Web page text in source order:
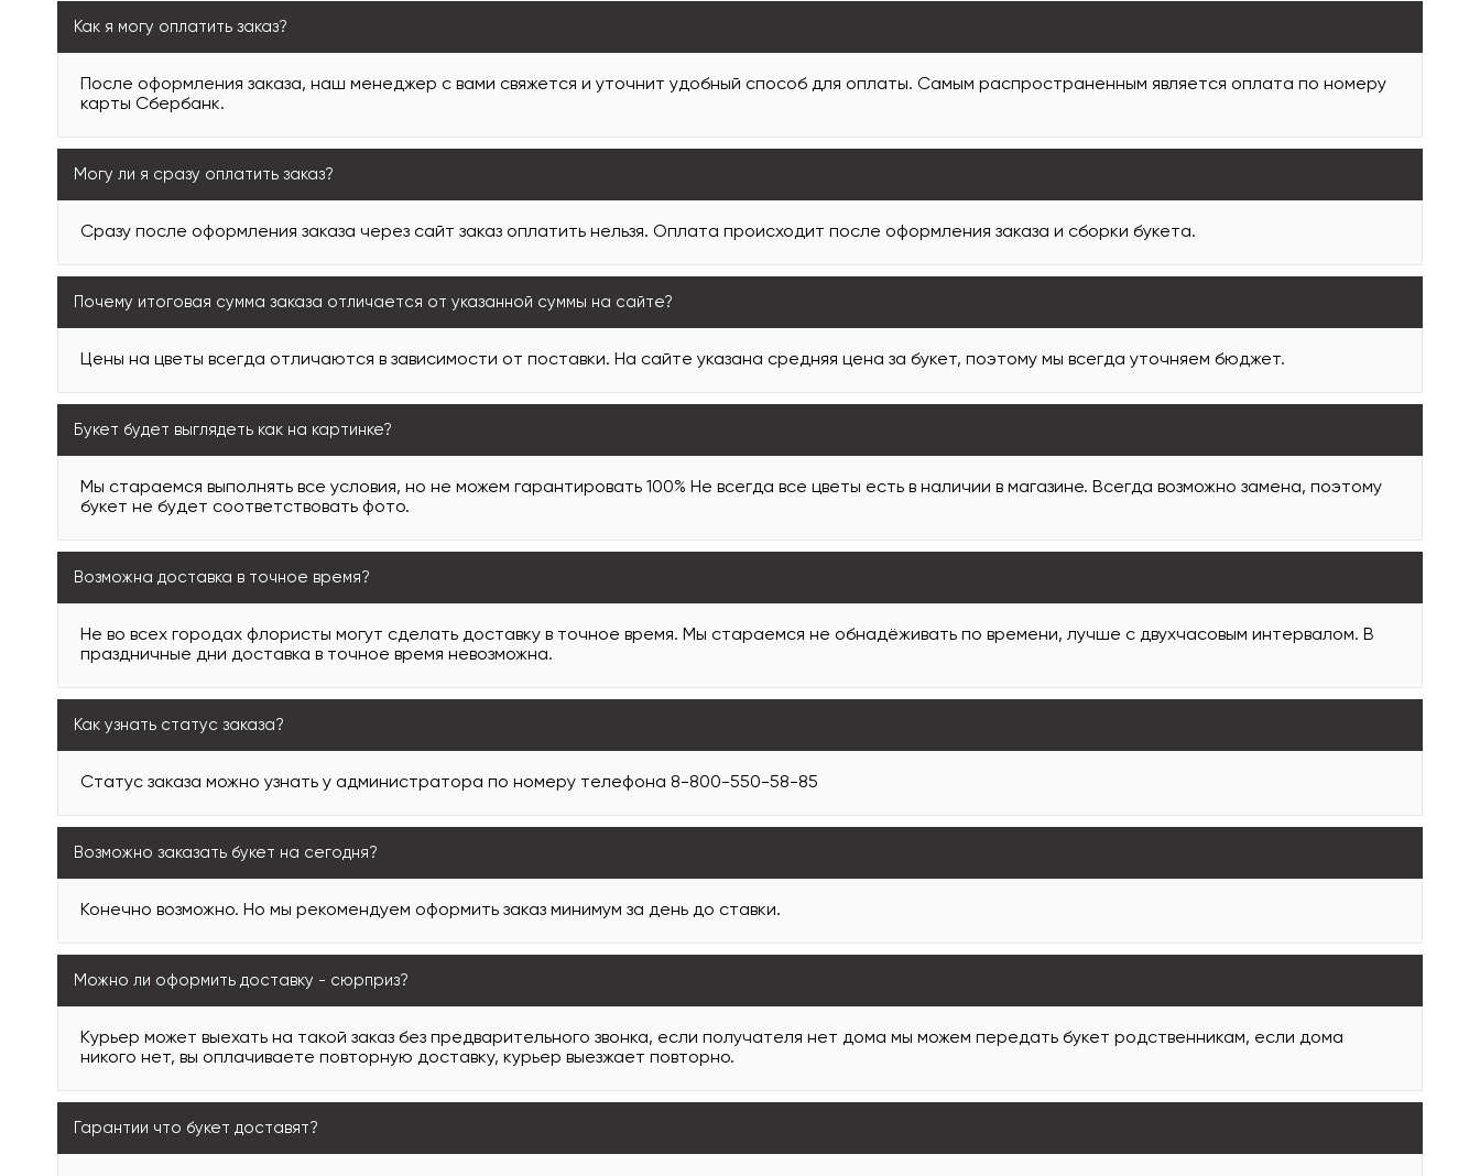
Как я могу оплатить заказ?
После оформления заказа, наш менеджер с вами свяжется и уточнит удобный способ для оплаты. Самым распространенным является оплата по номеру
карты Сбербанк.
Могу ли я сразу оплатить заказ?
Сразу после оформления заказа через сайт заказ оплатить нельзя. Оплата происходит после оформления заказа и сборки букета.
Почему итоговая сумма заказа отличается от указанной суммы на сайте?
Цены на цветы всегда отличаются в зависимости от поставки. На сайте указана средняя цена за букет, поэтому мы всегда уточняем бюджет.
Букет будет выглядеть как на картинке?
Мы стараемся выполнять все условия, но не можем гарантировать 100% Не всегда все цветы есть в наличии в магазине. Всегда возможно замена, поэтому
букет не будет соответствовать фото.
Возможна доставка в точное время?
Не во всех городах флористы могут сделать доставку в точное время. Мы стараемся не обнадёживать по времени, лучше с двухчасовым интервалом. В
праздничные дни доставка в точное время невозможна.
Как узнать статус заказа?
Статус заказа можно узнать у администратора по номеру телефона 8-800-550-58-85
Возможно заказать букет на сегодня?
Конечно возможно. Но мы рекомендуем оформить заказ минимум за день до ставки.
Можно ли оформить доставку - сюрприз?
Курьер может выехать на такой заказ без предварительного звонка, если получателя нет дома мы можем передать букет родственникам, если дома
никого нет, вы оплачиваете повторную доставку, курьер выезжает повторно.
Гарантии что букет доставят?